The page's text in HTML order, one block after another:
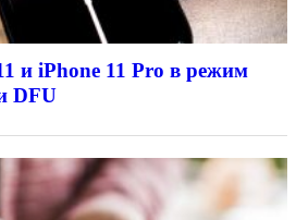
и iPhone 11 Pro в режим
DFU